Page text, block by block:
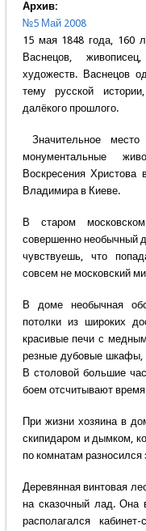
Архив:
№5 Май 2008
15 мая 1848 года, 160
Васнецов,
художеств. Васнецов
тему русской
далёкого прошлого.
Значительное
монументальные
Воскресения Христова
Владимира в Киеве.
В старом
совершенно необычный
чувствуешь, что
совсем не московский
В доме необычная
потолки из широких
красивые печи с
резные дубовые шкафы,
В столовой большие
боем отсчитывают
При жизни хозяина в
скипидаром и дымком,
по комнатам разносился
Деревянная винтовая
на сказочный лад. Она
располагался